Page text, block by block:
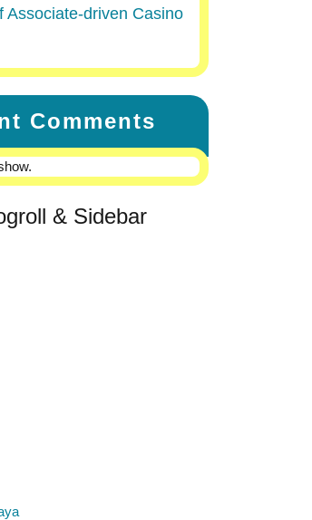
Associate-driven Casino
Comments
& Sidebar